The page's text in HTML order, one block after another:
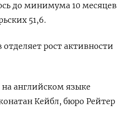
до минимума 10 месяцев
51,6.
рост активности
английском языке
Кейбл, бюро Рейтер